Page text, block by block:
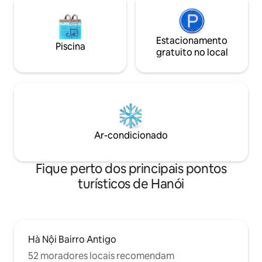
Piscina
Estacionamento
gratuito no local
Ar-condicionado
Fique perto dos principais pontos
turísticos de Hanói
Hà Nội Bairro Antigo
52 moradores locais recomendam